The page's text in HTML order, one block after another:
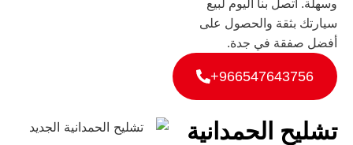
وسهلة. اتصل بنا اليوم لبيع
سيارتك بثقة والحصول على
أفضل صفقة في جدة.
966547643756+
تشليح الحمدانية